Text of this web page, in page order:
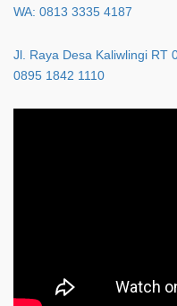
WA: 0813 3335 4187
Jl. Raya Desa Kaliwlingi RT
0895 1842 1110